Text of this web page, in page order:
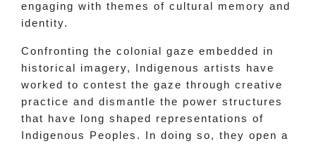
engaging with themes of cultural memory and
identity.
Confronting the colonial gaze embedded in
historical imagery, Indigenous artists have
worked to contest the gaze through creative
practice and dismantle the power structures
that have long shaped representations of
Indigenous Peoples. In doing so, they open a